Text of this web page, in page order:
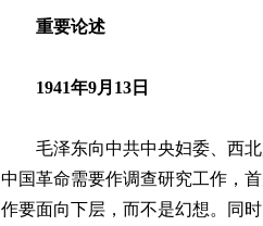
重要论述
1941年9月13日
毛泽东向中共中央妇委、西北
中国革命需要作调查研究工作，
作要面向下层，而不是幻想。同